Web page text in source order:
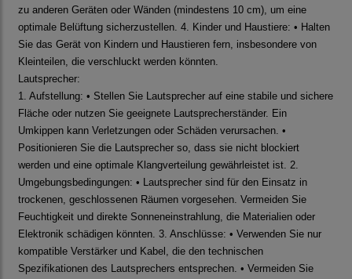
zu anderen Geräten oder Wänden (mindestens 10 cm), um eine
optimale Belüftung sicherzustellen. 4. Kinder und Haustiere: • Halten
Sie das Gerät von Kindern und Haustieren fern, insbesondere von
Kleinteilen, die verschluckt werden könnten.
Lautsprecher:
1. Aufstellung: • Stellen Sie Lautsprecher auf eine stabile und sichere
Fläche oder nutzen Sie geeignete Lautsprecherständer. Ein
Umkippen kann Verletzungen oder Schäden verursachen. •
Positionieren Sie die Lautsprecher so, dass sie nicht blockiert
werden und eine optimale Klangverteilung gewährleistet ist. 2.
Umgebungsbedingungen: • Lautsprecher sind für den Einsatz in
trockenen, geschlossenen Räumen vorgesehen. Vermeiden Sie
Feuchtigkeit und direkte Sonneneinstrahlung, die Materialien oder
Elektronik schädigen könnten. 3. Anschlüsse: • Verwenden Sie nur
kompatible Verstärker und Kabel, die den technischen
Spezifikationen des Lautsprechers entsprechen. • Vermeiden Sie